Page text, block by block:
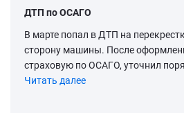
ДТП по ОСАГО
В марте попал в ДТП на
сторону машины. После
страховую по ОСАГО, уточнил
Читать далее